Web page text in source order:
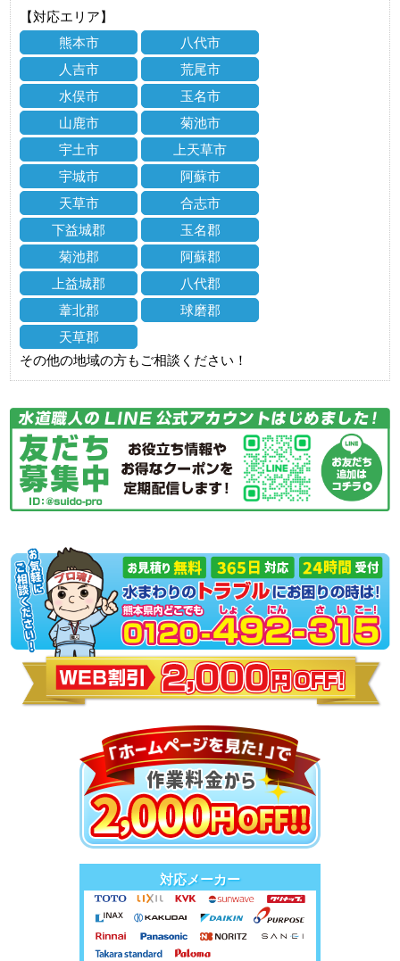
【対応エリア】
熊本市
八代市
人吉市
荒尾市
水俣市
玉名市
山鹿市
菊池市
宇土市
上天草市
宇城市
阿蘇市
天草市
合志市
下益城郡
玉名郡
菊池郡
阿蘇郡
上益城郡
八代郡
葦北郡
球磨郡
天草郡
その他の地域の方もご相談ください！
対応メーカー